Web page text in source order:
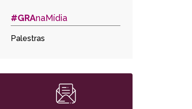
#GRAnaMídia
Palestras